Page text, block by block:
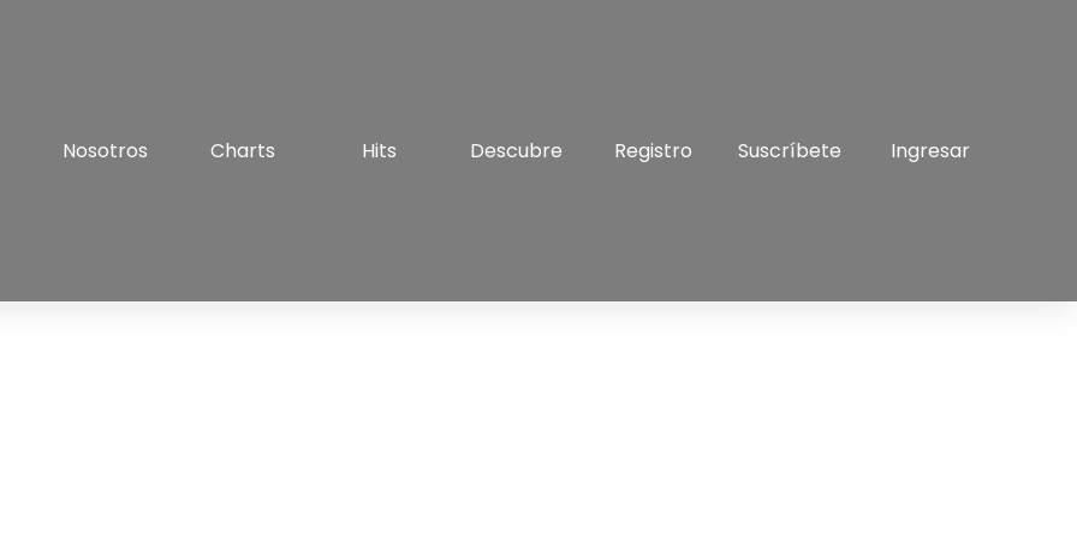
Nosotros Charts Hits Descubre Registro Suscríbete Ingresar